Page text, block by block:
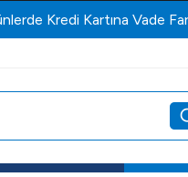
Kredi Kartına Vade